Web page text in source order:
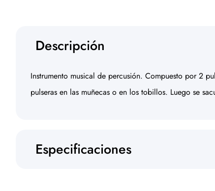
Descripción
Instrumento musical de percusión. Compuesto por 2
pulseras en las muñecas o en los tobillos. Luego se
Especificaciones